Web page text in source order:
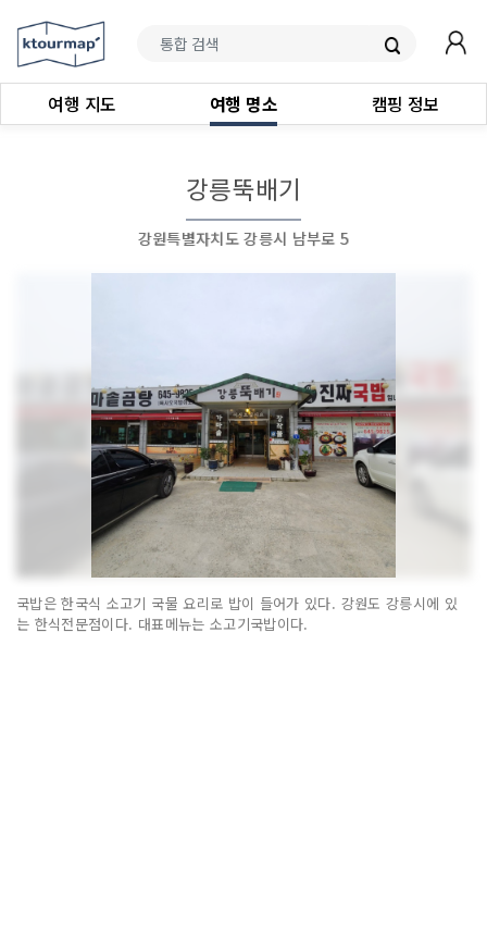
여행 지도 여행 명소 캠핑 정보
강릉뚝배기
강원특별자치도 강릉시 남부로 5
국밥은 한국식 소고기 국물 요리로 밥이 들어가 있다. 강원도 강릉시에 있
는 한식전문점이다. 대표메뉴는 소고기국밥이다.